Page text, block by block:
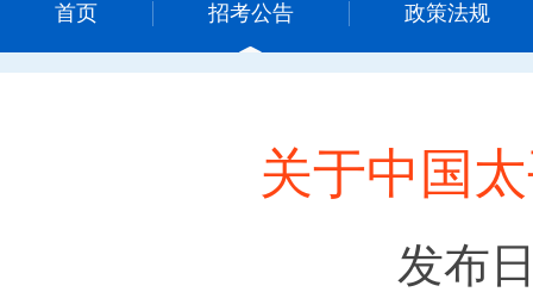
首页 招考公告 政策法规
关于中国
发布